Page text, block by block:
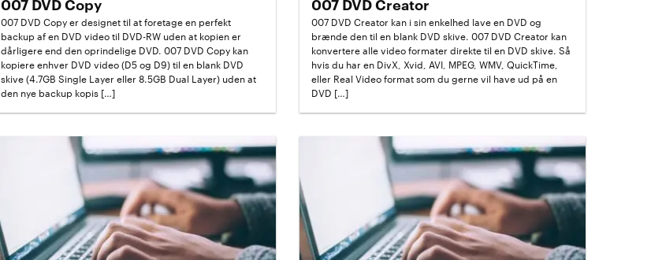
007 DVD Copy
007 DVD Copy er designet til at foretage en perfekt
backup af en DVD video til DVD-RW uden at kopien er
dårligere end den oprindelige DVD. 007 DVD Copy kan
kopiere enhver DVD video (D5 og D9) til en blank DVD
skive (4.7GB Single Layer eller 8.5GB Dual Layer) uden at
den nye backup kopis […]
007 DVD Creator
007 DVD Creator kan i sin enkelhed lave en DVD og
brænde den til en blank DVD skive. 007 DVD Creator kan
konvertere alle video formater direkte til en DVD skive. Så
hvis du har en DivX, Xvid, AVI, MPEG, WMV, QuickTime,
eller Real Video format som du gerne vil have ud på en
DVD […]